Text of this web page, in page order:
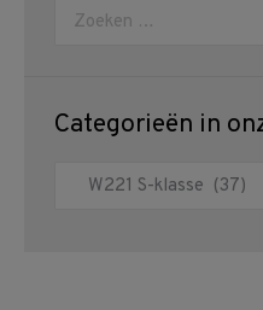
Zoeken:
Categorieën in